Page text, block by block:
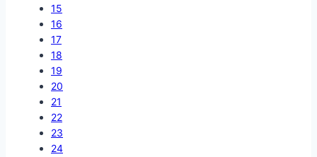
15
16
17
18
19
20
21
22
23
24